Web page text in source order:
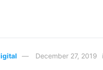
December 27, 2019